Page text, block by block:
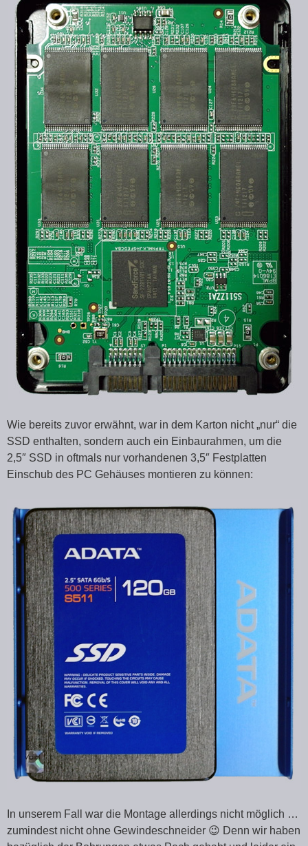
Wie bereits zuvor erwähnt, war in dem Karton nicht „nur“ die
SSD enthalten, sondern auch ein Einbaurahmen, um die
2,5″ SSD in oftmals nur vorhandenen 3,5″ Festplatten
Einschub des PC Gehäuses montieren zu können:
In unserem Fall war die Montage allerdings nicht möglich …
zumindest nicht ohne Gewindeschneider 😉 Denn wir haben